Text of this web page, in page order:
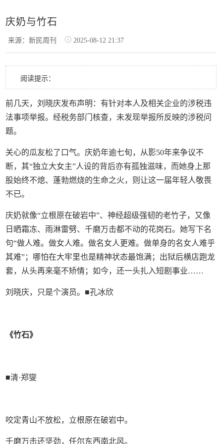
庆奶与竹石
来源：新民周刊 2025-08-12 21:37
阅读提示：
前几天，刘晓庆发布声明：有针对本人及相关企业的涉税违
法事项举报。经税务部门核查，未发现举报所反映的涉税问
题。
关心的瓜友松了口气。庆奶年逾七旬，从影50年来争议不
断，其“独立大女主”人设的背后亦有孤独滋味，而她身上那
股始终不熄、蓬勃燃烧的生命之火，则让这一届年轻人敬畏
不已。
庆奶就像“立根原在破岩中”、神经超级强韧的老竹子，又像
日晒霜冻、雨淋雷劈、千磨万击都不动的花岗石。她写下名
句“做人难。做女人难。做名女人更难。做单身的名女人难乎
其难”；哪怕在大牢里也是精神状态最饱满；出狱后横店跑龙
套，从头再来毫不矫情；如今，还一头扎入短剧事业……
刘晓庆，只是个演员。■孔冰欣
《竹石》
■清·郑燮
咬定青山不放松，立根原在破岩中。
千磨万击还坚劲，任尔东西南北风。